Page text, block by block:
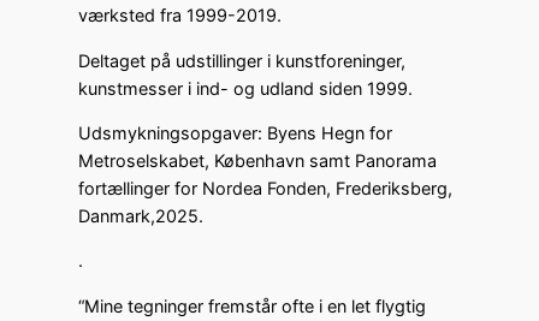
værksted fra 1999-2019.
Deltaget på udstillinger i kunstforeninger,
kunstmesser i ind- og udland siden 1999.
Udsmykningsopgaver: Byens Hegn for
Metroselskabet, København samt Panorama
fortællinger for Nordea Fonden, Frederiksberg,
Danmark,2025.
.
“Mine tegninger fremstår ofte i en let flygtig